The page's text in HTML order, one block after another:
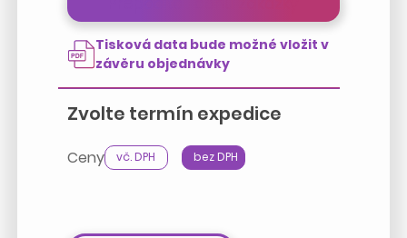
Tisková data bude možné vložit v
závěru objednávky
Zvolte termín expedice
Ceny vč. DPH bez DPH